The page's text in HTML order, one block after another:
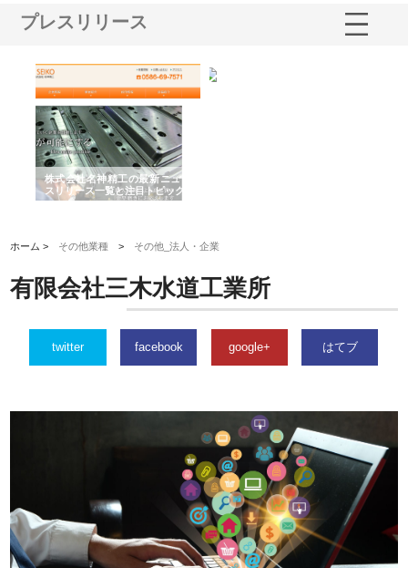
プレスリリース
株式会社名神精工の最新ニュー
スリリース一覧と注目トピック
ホーム > その他業種 > その他_法人・企業
有限会社三木水道工業所
twitter facebook google+ はてブ